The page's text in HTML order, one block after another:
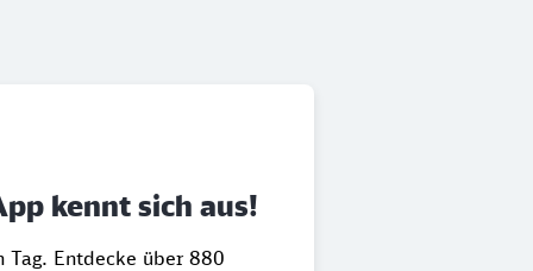
kennt sich aus!
Entdecke über 880